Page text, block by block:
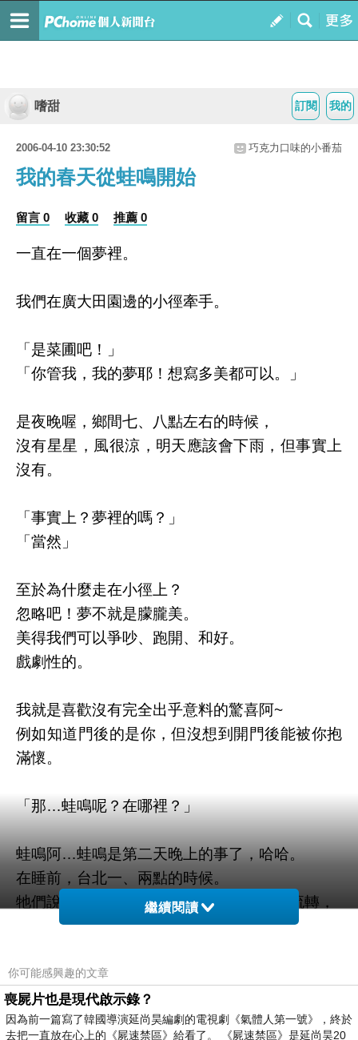
我的
訂閱
嗜甜
2006-04-10 23:30:52 巧克力口味的小番茄
我的春天從蛙鳴開始
留言 0 收藏 0 推薦 0
一直在一個夢裡。
我們在廣大田園邊的小徑牽手。
「是菜圃吧！」
「你管我，我的夢耶！想寫多美都可以。」
是夜晚喔，鄉間七、八點左右的時候，
沒有星星，風很涼，明天應該會下雨，但事實上
沒有。
「事實上？夢裡的嗎？」
「當然」
至於為什麼走在小徑上？
忽略吧！夢不就是朦朧美。
美得我們可以爭吵、跑開、和好。
戲劇性的。
我就是喜歡沒有完全出乎意料的驚喜阿~
例如知道門後的是你，但沒想到開門後能被你抱
滿懷。
「那…蛙鳴呢？在哪裡？」
蛙鳴阿…蛙鳴是第二天晚上的事了，哈哈。
在睡前，台北一、兩點的時候。
牠們說：「春天來了，我們不似鳥鳴清脆流轉，
我們的深沉寂靜才是大地的聲音。」
原來如此啊！
原來這就是每年我所預備要驚喜原因，
一夜好眠的寂靜之聲，
繼續閱讀
你可能感興趣的文章
喪屍片也是現代啟示錄？
因為前一篇寫了韓國導演延尚昊編劇的電視劇《氣體人第一號》，終於
去把一直放在心上的《屍速禁區》給看了。 《屍速禁區》是延尚昊20